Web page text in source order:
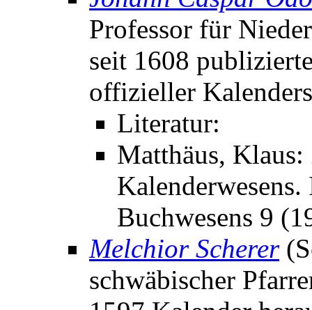
Professor für
seit 1608
offizieller
Literatur:
Matthäus, Klaus:
Buchwesens 9
Melchior Scherer
schwäbischer